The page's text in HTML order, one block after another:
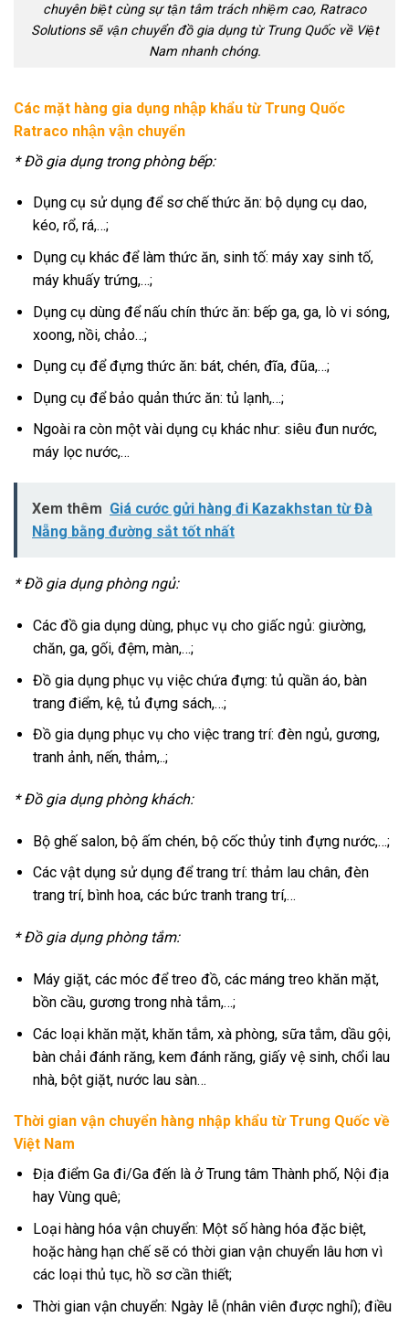
chuyên biệt cùng sự tận tâm trách nhiệm cao, Ratraco
Solutions sẽ vận chuyển đồ gia dụng từ Trung Quốc về Việt
Nam nhanh chóng.
Các mặt hàng gia dụng nhập khẩu từ Trung Quốc
Ratraco nhận vận chuyển
* Đồ gia dụng trong phòng bếp:
Dụng cụ sử dụng để sơ chế thức ăn: bộ dụng cụ dao,
kéo, rổ, rá,…;
Dụng cụ khác để làm thức ăn, sinh tố: máy xay sinh tố,
máy khuấy trứng,…;
Dụng cụ dùng để nấu chín thức ăn: bếp ga, ga, lò vi sóng,
xoong, nồi, chảo…;
Dụng cụ để đựng thức ăn: bát, chén, đĩa, đũa,…;
Dụng cụ để bảo quản thức ăn: tủ lạnh,…;
Ngoài ra còn một vài dụng cụ khác như: siêu đun nước,
máy lọc nước,…
Xem thêm Giá cước gửi hàng đi Kazakhstan từ Đà
Nẵng bằng đường sắt tốt nhất
* Đồ gia dụng phòng ngủ:
Các đồ gia dụng dùng, phục vụ cho giấc ngủ: giường,
chăn, ga, gối, đệm, màn,…;
Đồ gia dụng phục vụ việc chứa đựng: tủ quần áo, bàn
trang điểm, kệ, tủ đựng sách,…;
Đồ gia dụng phục vụ cho việc trang trí: đèn ngủ, gương,
tranh ảnh, nến, thảm,..;
* Đồ gia dụng phòng khách:
Bộ ghế salon, bộ ấm chén, bộ cốc thủy tinh đựng nước,…;
Các vật dụng sử dụng để trang trí: thảm lau chân, đèn
trang trí, bình hoa, các bức tranh trang trí,…
* Đồ gia dụng phòng tắm:
Máy giặt, các móc để treo đồ, các máng treo khăn mặt,
bồn cầu, gương trong nhà tắm,…;
Các loại khăn mặt, khăn tắm, xà phòng, sữa tắm, dầu gội,
bàn chải đánh răng, kem đánh răng, giấy vệ sinh, chổi lau
nhà, bột giặt, nước lau sàn…
Thời gian vận chuyển hàng nhập khẩu từ Trung Quốc về
Việt Nam
Địa điểm Ga đi/Ga đến là ở Trung tâm Thành phố, Nội địa
hay Vùng quê;
Loại hàng hóa vận chuyển: Một số hàng hóa đặc biệt,
hoặc hàng hạn chế sẽ có thời gian vận chuyển lâu hơn vì
các loại thủ tục, hồ sơ cần thiết;
Thời gian vận chuyển: Ngày lễ (nhân viên được nghỉ); điều